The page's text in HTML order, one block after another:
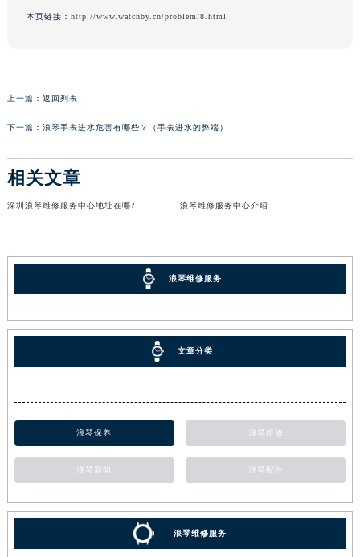
本页链接： http://www.watchby.cn/problem/8.html
上一篇： 返回列表
下一篇： 浪琴手表进水危害有哪些？（手表进水的弊端）
相关文章
深圳浪琴维修服务中心地址在哪? 浪琴维修服务中心介绍
浪琴维修服务
文章分类
浪琴保养 浪琴维修
浪琴新闻 浪琴配件
浪琴维修服务